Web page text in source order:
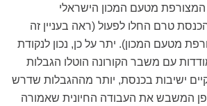
המצורפת מטעם המכון הישראלי
טרם החלו לפעול (ראה בעניין זה
מטעם המכון). יתר על כן, נכון לנקודת
עם משבר הקורונה הוטלו הגבלות
ישיבות בכנסת, יותר מההגבלות שדרש
המשבש את העבודה החיונית שאמורה